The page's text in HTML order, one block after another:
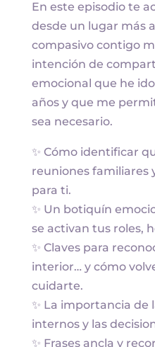
En este episodio te
desde un lugar más
compasivo contigo
intención de
emocional que he
años y que me
sea necesario.
✨ Cómo identificar
reuniones familiares
para ti.
✨ Un botiquín
se activan tus roles,
✨ Claves para
interior… y cómo
cuidarte.
✨ La importancia de
internos y las
✨ Frases ancla y